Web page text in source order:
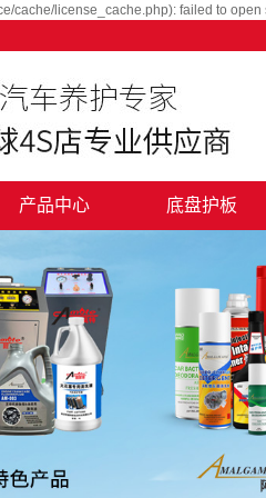
cache/license_cache.php): failed to
产品中心
驰汽车养护用品
设备类特色项目
汽车美容产品
底盘护板